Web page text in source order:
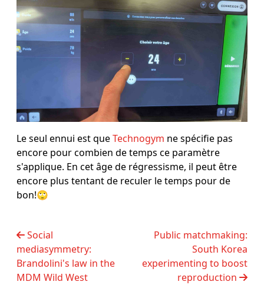
Le seul ennui est queTechnogym ne spécifie pas
encore pour combien de temps ce paramètre
s'applique. En cet âge de régressisme, il peut être
encore plus tentant de reculer le temps pour de
bon!🙄
Social
mediasymmetry:
Brandolini's law in the
MDM Wild West
Public matchmaking:
South Korea
experimenting to boost
reproduction